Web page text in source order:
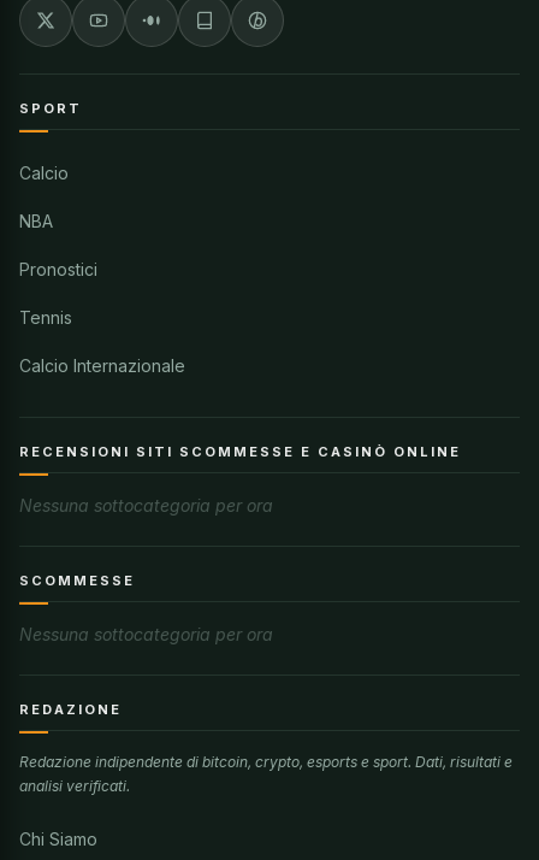
SPORT
Calcio
NBA
Pronostici
Tennis
Calcio Internazionale
RECENSIONI SITI SCOMMESSE E CASINÒ ONLINE
Nessuna sottocategoria per ora
SCOMMESSE
Nessuna sottocategoria per ora
REDAZIONE
Redazione indipendente di bitcoin, crypto, esports e sport. Dati, risultati e
analisi verificati.
Chi Siamo